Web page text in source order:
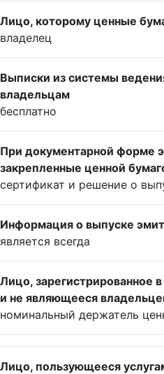
Лицо, которому ценные
владелец
Выписки из системы
владельцам
бесплатно
При документарной форме
закрепленные ценной
сертификат и решение о
Информация о выпуске
является всегда
Лицо, зарегистрированное
и не являющееся
номинальный держатель
Лицо, пользующееся